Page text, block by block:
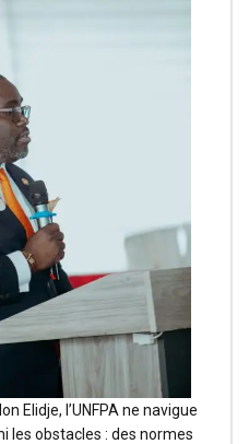
Elidje, l’UNFPA ne navigue
les obstacles : des normes